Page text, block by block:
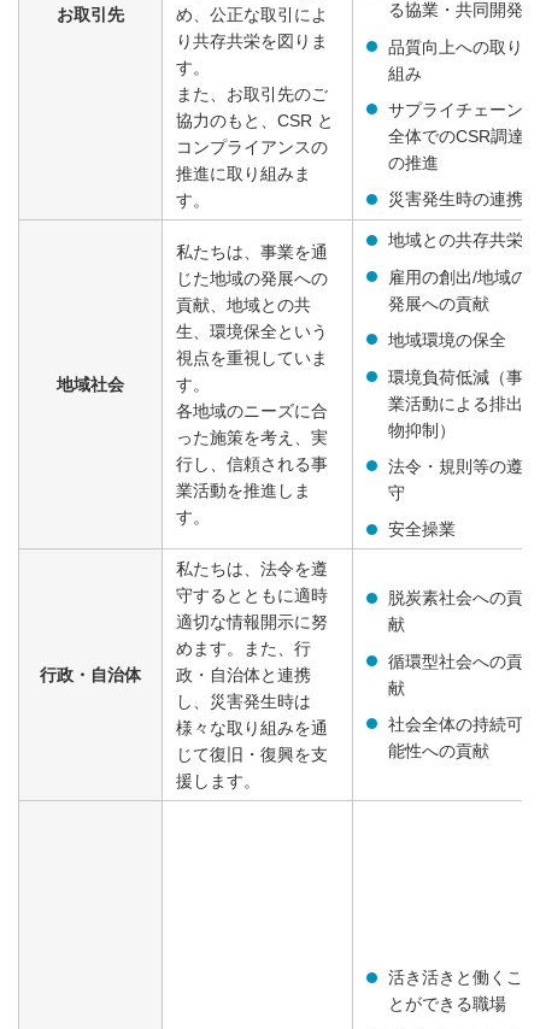
お取引先
め、公正な取引によ
り共存共栄を図りま
す。
また、お取引先のご
協力のもと、CSR と
コンプライアンスの
推進に取り組みま
す。
る協業・共同開発
品質向上への取り
組み
サプライチェーン
全体でのCSR調達
の推進
災害発生時の連携
地域社会
私たちは、事業を通
じた地域の発展への
貢献、地域との共
生、環境保全という
視点を重視していま
す。
各地域のニーズに合
った施策を考え、実
行し、信頼される事
業活動を推進しま
す。
地域との共存共栄
雇用の創出/地域の
発展への貢献
地域環境の保全
環境負荷低減（事
業活動による排出
物抑制）
法令・規則等の遵
守
安全操業
行政・自治体
私たちは、法令を遵
守するとともに適時
適切な情報開示に努
めます。また、行
政・自治体と連携
し、災害発生時は
様々な取り組みを通
じて復旧・復興を支
援します。
脱炭素社会への貢
献
循環型社会への貢
献
社会全体の持続可
能性への貢献
活き活きと働くこ
とができる職場